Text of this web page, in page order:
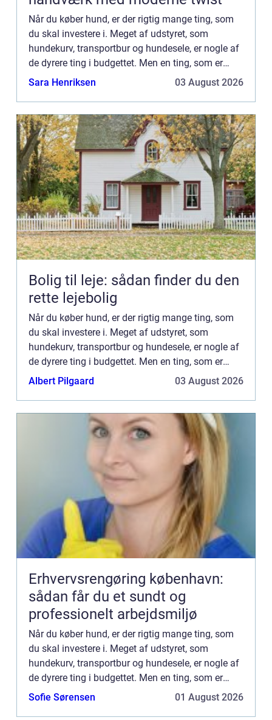
Når du køber hund, er der rigtig mange ting, som
du skal investere i. Meget af udstyret, som
hundekurv, transportbur og hundesele, er nogle af
de dyrere ting i budgettet. Men en ting, som er
rigtig billig, er faktisk en af de vigtigste t...
Sara Henriksen 03 August 2026
Bolig til leje: sådan finder du den
rette lejebolig
Når du køber hund, er der rigtig mange ting, som
du skal investere i. Meget af udstyret, som
hundekurv, transportbur og hundesele, er nogle af
de dyrere ting i budgettet. Men en ting, som er
rigtig billig, er faktisk en af de vigtigste t...
Albert Pilgaard 03 August 2026
Erhvervsrengøring københavn:
sådan får du et sundt og
professionelt arbejdsmiljø
Når du køber hund, er der rigtig mange ting, som
du skal investere i. Meget af udstyret, som
hundekurv, transportbur og hundesele, er nogle af
de dyrere ting i budgettet. Men en ting, som er
rigtig billig, er faktisk en af de vigtigste t...
Sofie Sørensen 01 August 2026